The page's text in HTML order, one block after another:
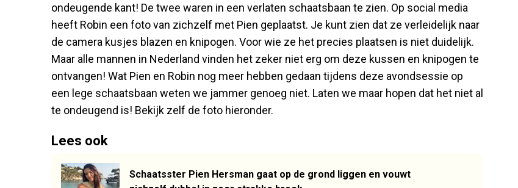
ondeugende kant! De twee waren in een verlaten schaatsbaan te zien. Op social media
heeft Robin een foto van zichzelf met Pien geplaatst. Je kunt zien dat ze verleidelijk naar
de camera kusjes blazen en knipogen. Voor wie ze het precies plaatsen is niet duidelijk.
Maar alle mannen in Nederland vinden het zeker niet erg om deze kussen en knipogen te
ontvangen! Wat Pien en Robin nog meer hebben gedaan tijdens deze avondsessie op
een lege schaatsbaan weten we jammer genoeg niet. Laten we maar hopen dat het niet al
te ondeugend is! Bekijk zelf de foto hieronder.
Lees ook
Schaatsster Pien Hersman gaat op de grond liggen en vouwt